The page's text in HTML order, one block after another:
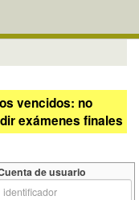
vencidos: no
exámenes finales
de usuario